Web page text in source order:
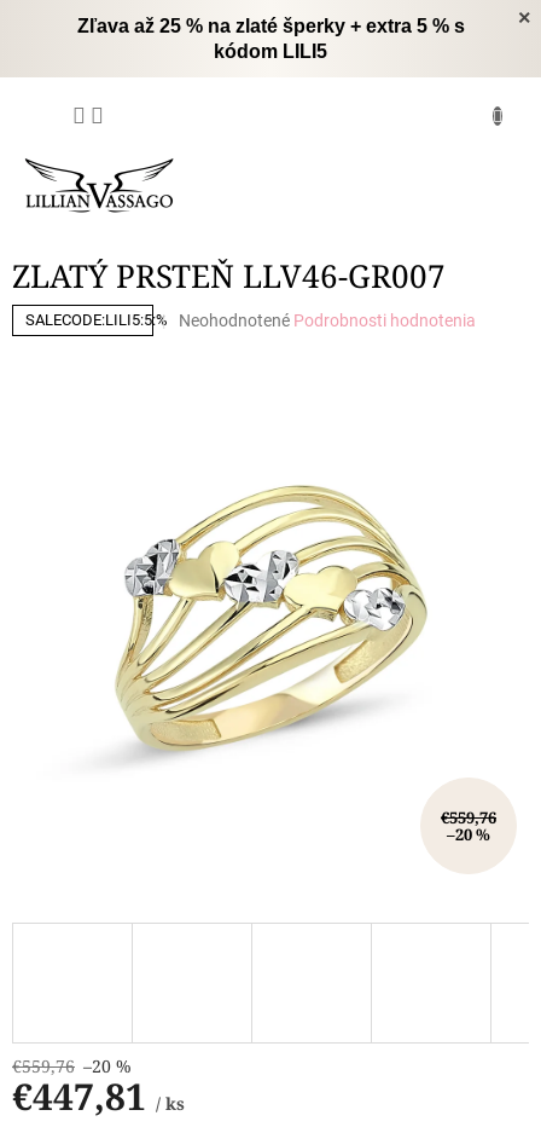
×
Zľava až 25 % na zlaté šperky + extra 5 % s
kódom LILI5
ZLATÝ PRSTEŇ LLV46-GR007
SALECODE:LILI5:5:%
Priemerné
Neohodnotené Podrobnosti hodnotenia
€559,76
–20 %
€559,76 –20 %
€447,81 / ks